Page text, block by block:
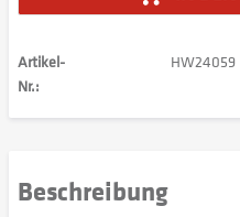
Artikel-
Nr.:
HW24059
Beschreibung